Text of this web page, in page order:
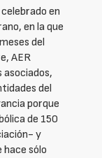
en
en la que
del
AER
del
porque
de 150
y
hace sólo